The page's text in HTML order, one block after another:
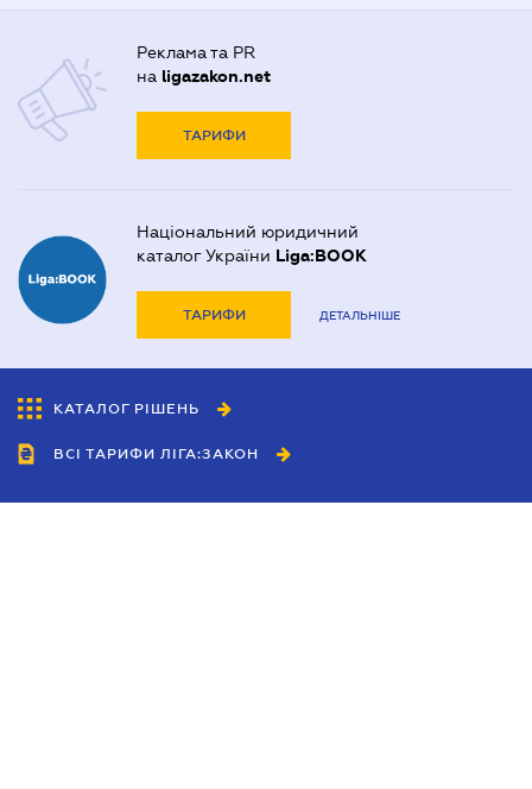
Реклама та PR
на ligazakon.net
ТАРИФИ
Національний юридичний
каталог України Liga:BOOK
ТАРИФИ ДЕТАЛЬНІШЕ
КАТАЛОГ РІШЕНЬ
ВСІ ТАРИФИ ЛІГА:ЗАКОН